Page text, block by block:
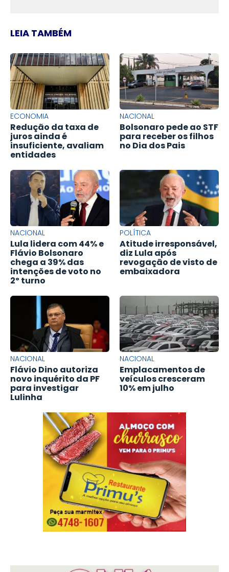
LEIA TAMBÉM
ECONOMIA
Redução da taxa de
juros ainda é
insuficiente, avaliam
entidades
NACIONAL
Bolsonaro pede ao STF
para receber os filhos
no Dia dos Pais
NACIONAL
Lula lidera com 44% e
Flávio Bolsonaro
chega a 39% das
intenções de voto no
2º turno
POLÍTICA
Atitude irresponsável,
diz Lula após
revogação de visto de
embaixadora
NACIONAL
Flávio Dino autoriza
novo inquérito da PF
para investigar
Lulinha
NACIONAL
Emplacamentos de
veículos cresceram
10% em julho